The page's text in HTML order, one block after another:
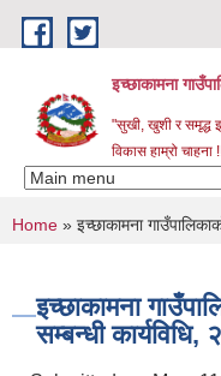
Skip to main content
इच्छाकामना
"सुखी, खुशी र समृद्ध
विकास हाम्रो चाहना
You are here
Home » इच्छाकामना
इच्छाकामना
सम्बन्धी कार्यविधि,